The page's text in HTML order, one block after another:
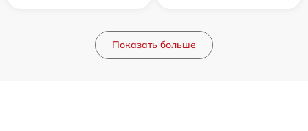
Показать больше